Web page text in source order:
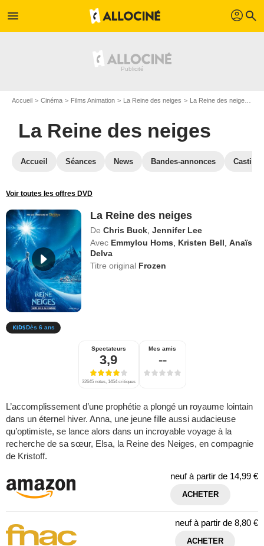
menu profil search
Accueil Cinéma Films Animation La Reine des neiges La Reine des neiges en DVD
La Reine des neiges
Accueil Séances News Bandes-annonces Casting
Voir toutes les offres DVD
La Reine des neiges
De Chris Buck ,Jennifer Lee
Avec Emmylou Homs Kristen Bell ,Anaïs
Delva
Titre original Frozen
Dès 6 ans
Spectateurs
3,9
32645 notes, 1454 critiques
Mes amis
--
L’accomplissement d’une prophétie a plongé un royaume lointain
dans un éternel hiver. Anna, une jeune fille aussi audacieuse
qu’optimiste, se lance alors dans un incroyable voyage à la
recherche de sa sœur, Elsa, la Reine des Neiges, en compagnie
de Kristoff.
neuf à partir de 14,99 €
ACHETER
neuf à partir de 8,80 €
ACHETER